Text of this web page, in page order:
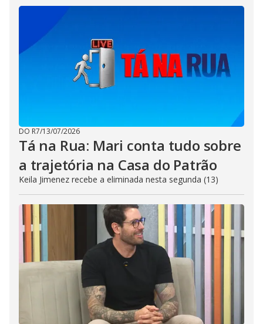
DO R7/13/07/2026
Tá na Rua: Mari conta tudo sobre
a trajetória na Casa do Patrão
Keila Jimenez recebe a eliminada nesta segunda (13)